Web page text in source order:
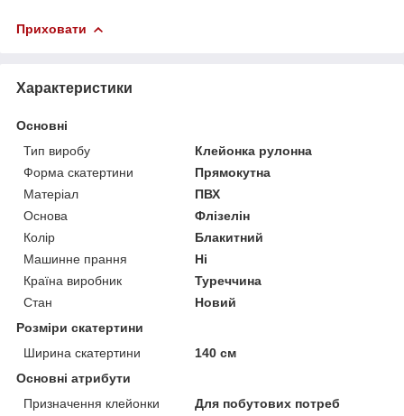
Приховати
Характеристики
Основні
Тип виробу
Клейонка рулонна
Форма скатертини
Прямокутна
Матеріал
ПВХ
Основа
Флізелін
Колір
Блакитний
Машинне прання
Ні
Країна виробник
Туреччина
Стан
Новий
Розміри скатертини
Ширина скатертини
140 см
Основні атрибути
Призначення клейонки
Для побутових потреб